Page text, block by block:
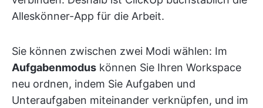
Alleskönner-App für die Arbeit.
Sie können zwischen zwei Modi wählen: Im
Aufgabenmodus können Sie Ihren Workspace
neu ordnen, indem Sie Aufgaben und
Unteraufgaben miteinander verknüpfen, und im